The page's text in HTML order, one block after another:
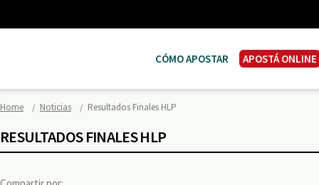
CÓMO APOSTAR APOSTÁ ONLINE
Home Noticias Resultados Finales HLP
RESULTADOS FINALES HLP